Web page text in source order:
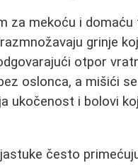
za mekoću i
grinje
otpor
oslonca, a mišići
ukočenost i bolovi
često